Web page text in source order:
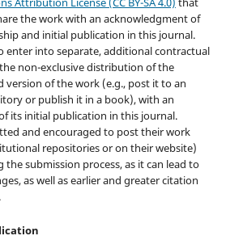
the work with an acknowledgment of
and initial publication in this journal.
enter into separate, additional contractual
non-exclusive distribution of the
version of the work (e.g., post it to an
or publish it in a book), with an
its initial publication in this journal.
and encouraged to post their work
repositories or on their website)
submission process, as it can lead to
as well as earlier and greater citation